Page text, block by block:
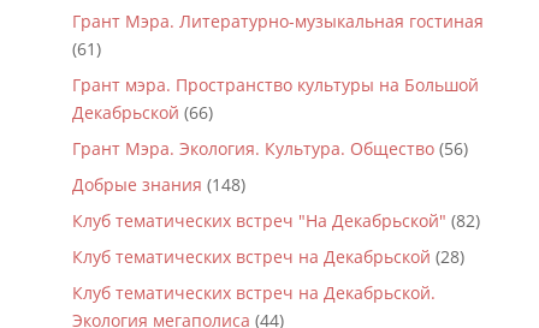
Грант Мэра. Литературно-музыкальная гостиная
(61)
Грант мэра. Пространство культуры на Большой
Декабрьской (66)
Грант Мэра. Экология. Культура. Общество(56)
Добрые знания (148)
Клуб тематических встреч "На Декабрьской" (82)
Клуб тематических встреч на Декабрьской (28)
Клуб тематических встреч на Декабрьской.
Экология мегаполиса (44)